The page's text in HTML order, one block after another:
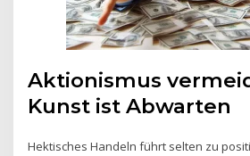
Aktionismus
Kunst ist Abwarten
Hektisches Handeln führt selten zu